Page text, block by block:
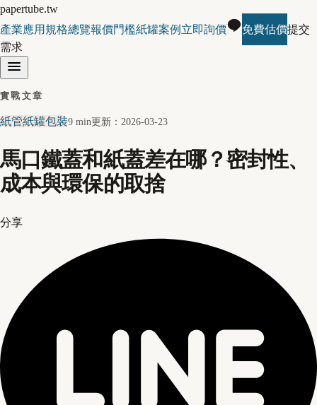
papertube.tw
產業應用 規格總覽報價門檻紙罐案例 立即詢價 免費估價提交
需求
實戰文章
紙管紙罐包裝9 min更新： 2026-03-23
馬口鐵蓋和紙蓋差在哪？密封性、
成本與環保的取捨
分享